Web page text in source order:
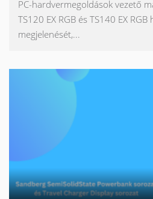
PC-hardvermegoldások vezető
TS120 EX RGB és TS140 EX
megjelenését,...